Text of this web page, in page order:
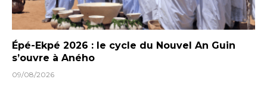
Épé-Ekpé 2026 : le cycle du Nouvel An Guin
s’ouvre à Aného
09/08/2026